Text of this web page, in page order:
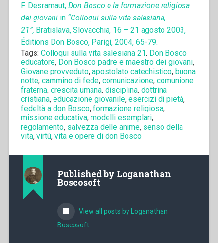
F. Desramaut,Don Bosco e la formazione religiosa
dei giovaniin “Colloqui sulla vita salesiana,
21”, Bratislava, Slovacchia, 16 – 21 agosto 2003,
Éditions Don Bosco, Parigi, 2004, 65-79.
Tags: Colloqui sulla vita salesiana 21, Don Bosco
educatore, Don Bosco padre e maestro dei giovani,
Giovane provveduto, apostolato catechistico, buona
notte, cammino di fede, comunicazione, comunione
fraterna, crescita umana, disciplina, dottrina
cristiana, educazione giovanile, esercizi di pietà,
fedeltà a don Bosco, formazione religiosa,
missione educativa, modelli esemplari,
regolamento, salvezza delle anime, senso della
vita, virtù, vita e opere di don Bosco
Published by Loganathan
Boscosoft
View all posts by Loganathan
Boscosoft